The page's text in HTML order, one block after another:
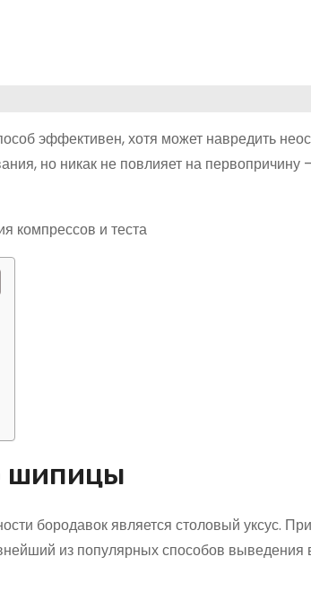
эффективен, хотя может навредить
но никак не повлияет на
шипицы
бородавок является столовый уксус.
из популярных способов